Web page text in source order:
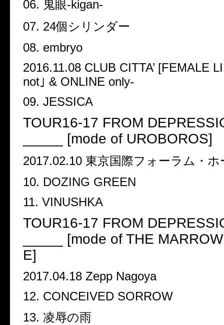
06. 鬼眼-kigan-
07. 24個シリンダー
08. embryo
2016.11.08 CLUB CITTA’ [FEMALE
not ｣ & ONLINE only-
09. JESSICA
TOUR16-17 FROM
_____ [mode of UROBOROS]
2017.02.10 東京国際フォーラム・ホ
10. DOZING GREEN
11. VINUSHKA
TOUR16-17 FROM
_____ [mode of THE
E]
2017.04.18 Zepp Nagoya
12. CONCEIVED SORROW
13. 凌辱の雨